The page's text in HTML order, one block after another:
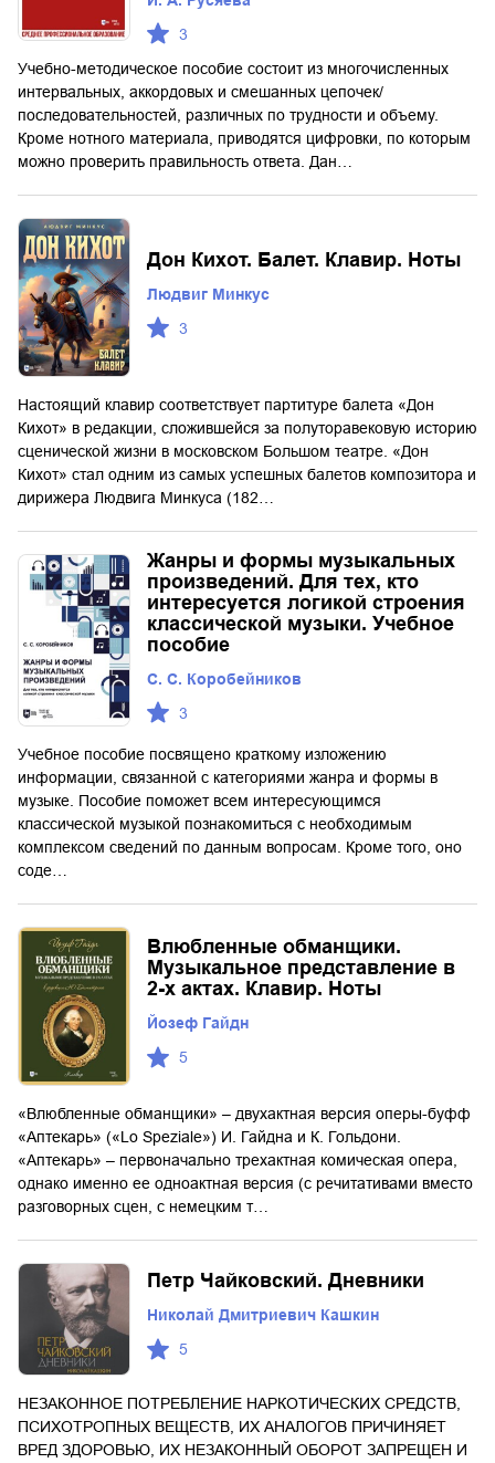
3
Учебно-методическое пособие состоит из многочисленных
интервальных, аккордовых и смешанных цепочек/
последовательностей, различных по трудности и объему.
Кроме нотного материала, приводятся цифровки, по которым
можно проверить правильность ответа. Дан…
Дон Кихот. Балет. Клавир. Ноты
Людвиг Минкус
3
Настоящий клавир соответствует партитуре балета «Дон
Кихот» в редакции, сложившейся за полуторавековую историю
сценической жизни в московском Большом театре. «Дон
Кихот» стал одним из самых успешных балетов композитора и
дирижера Людвига Минкуса (182…
Жанры и формы музыкальных
произведений. Для тех, кто
интересуется логикой строения
классической музыки. Учебное
пособие
С. С. Коробейников
3
Учебное пособие посвящено краткому изложению
информации, связанной с категориями жанра и формы в
музыке. Пособие поможет всем интересующимся
классической музыкой познакомиться с необходимым
комплексом сведений по данным вопросам. Кроме того, оно
соде…
Влюбленные обманщики.
Музыкальное представление в
2-х актах. Клавир. Ноты
Йозеф Гайдн
5
«Влюбленные обманщики» – двухактная версия оперы-буфф
«Аптекарь» («Lo Speziale») И. Гайдна и К. Гольдони.
«Аптекарь» – первоначально трехактная комическая опера,
однако именно ее одноактная версия (с речитативами вместо
разговорных сцен, с немецким т…
Петр Чайковский. Дневники
Николай Дмитриевич Кашкин
5
НЕЗАКОННОЕ ПОТРЕБЛЕНИЕ НАРКОТИЧЕСКИХ СРЕДСТВ,
ПСИХОТРОПНЫХ ВЕЩЕСТВ, ИХ АНАЛОГОВ ПРИЧИНЯЕТ
ВРЕД ЗДОРОВЬЮ, ИХ НЕЗАКОННЫЙ ОБОРОТ ЗАПРЕЩЕН И